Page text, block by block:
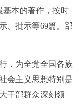
基本的著作，按时
、批示等69篇。部
，为全党全国各族
会主义思想特别是
干部群众深刻领